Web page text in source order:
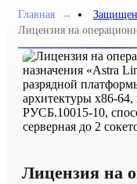
Главная →
Лицензия на
Edition» для 64-х
процессорной
лицензирования
передачи электронный,
Лицензия на